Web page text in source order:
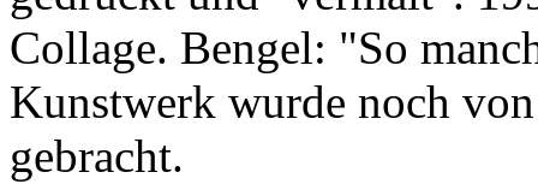
Collage. Bengel: "So
Kunstwerk wurde noch
gebracht.